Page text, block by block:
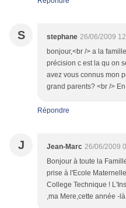
S stephane 26/06/2009
bonjour,<br /> a la
précision c est la qu on
avez vous connus mon
grand parents? <br />
Répondre
J Jean-Marc 26/06/2009
Bonjour à toute la
prise à l'Ecole
College Technique !
,ma Mere,cette année -